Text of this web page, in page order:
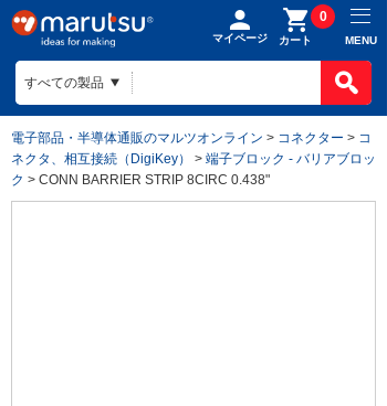
マイページ カート
0
MENU
電子部品・半導体通販のマルツオンライン > コネクター > コ
ネクタ、相互接続（DigiKey）
> 端子ブロック - バリアブロッ
ク > CONN BARRIER STRIP 8CIRC 0.438"